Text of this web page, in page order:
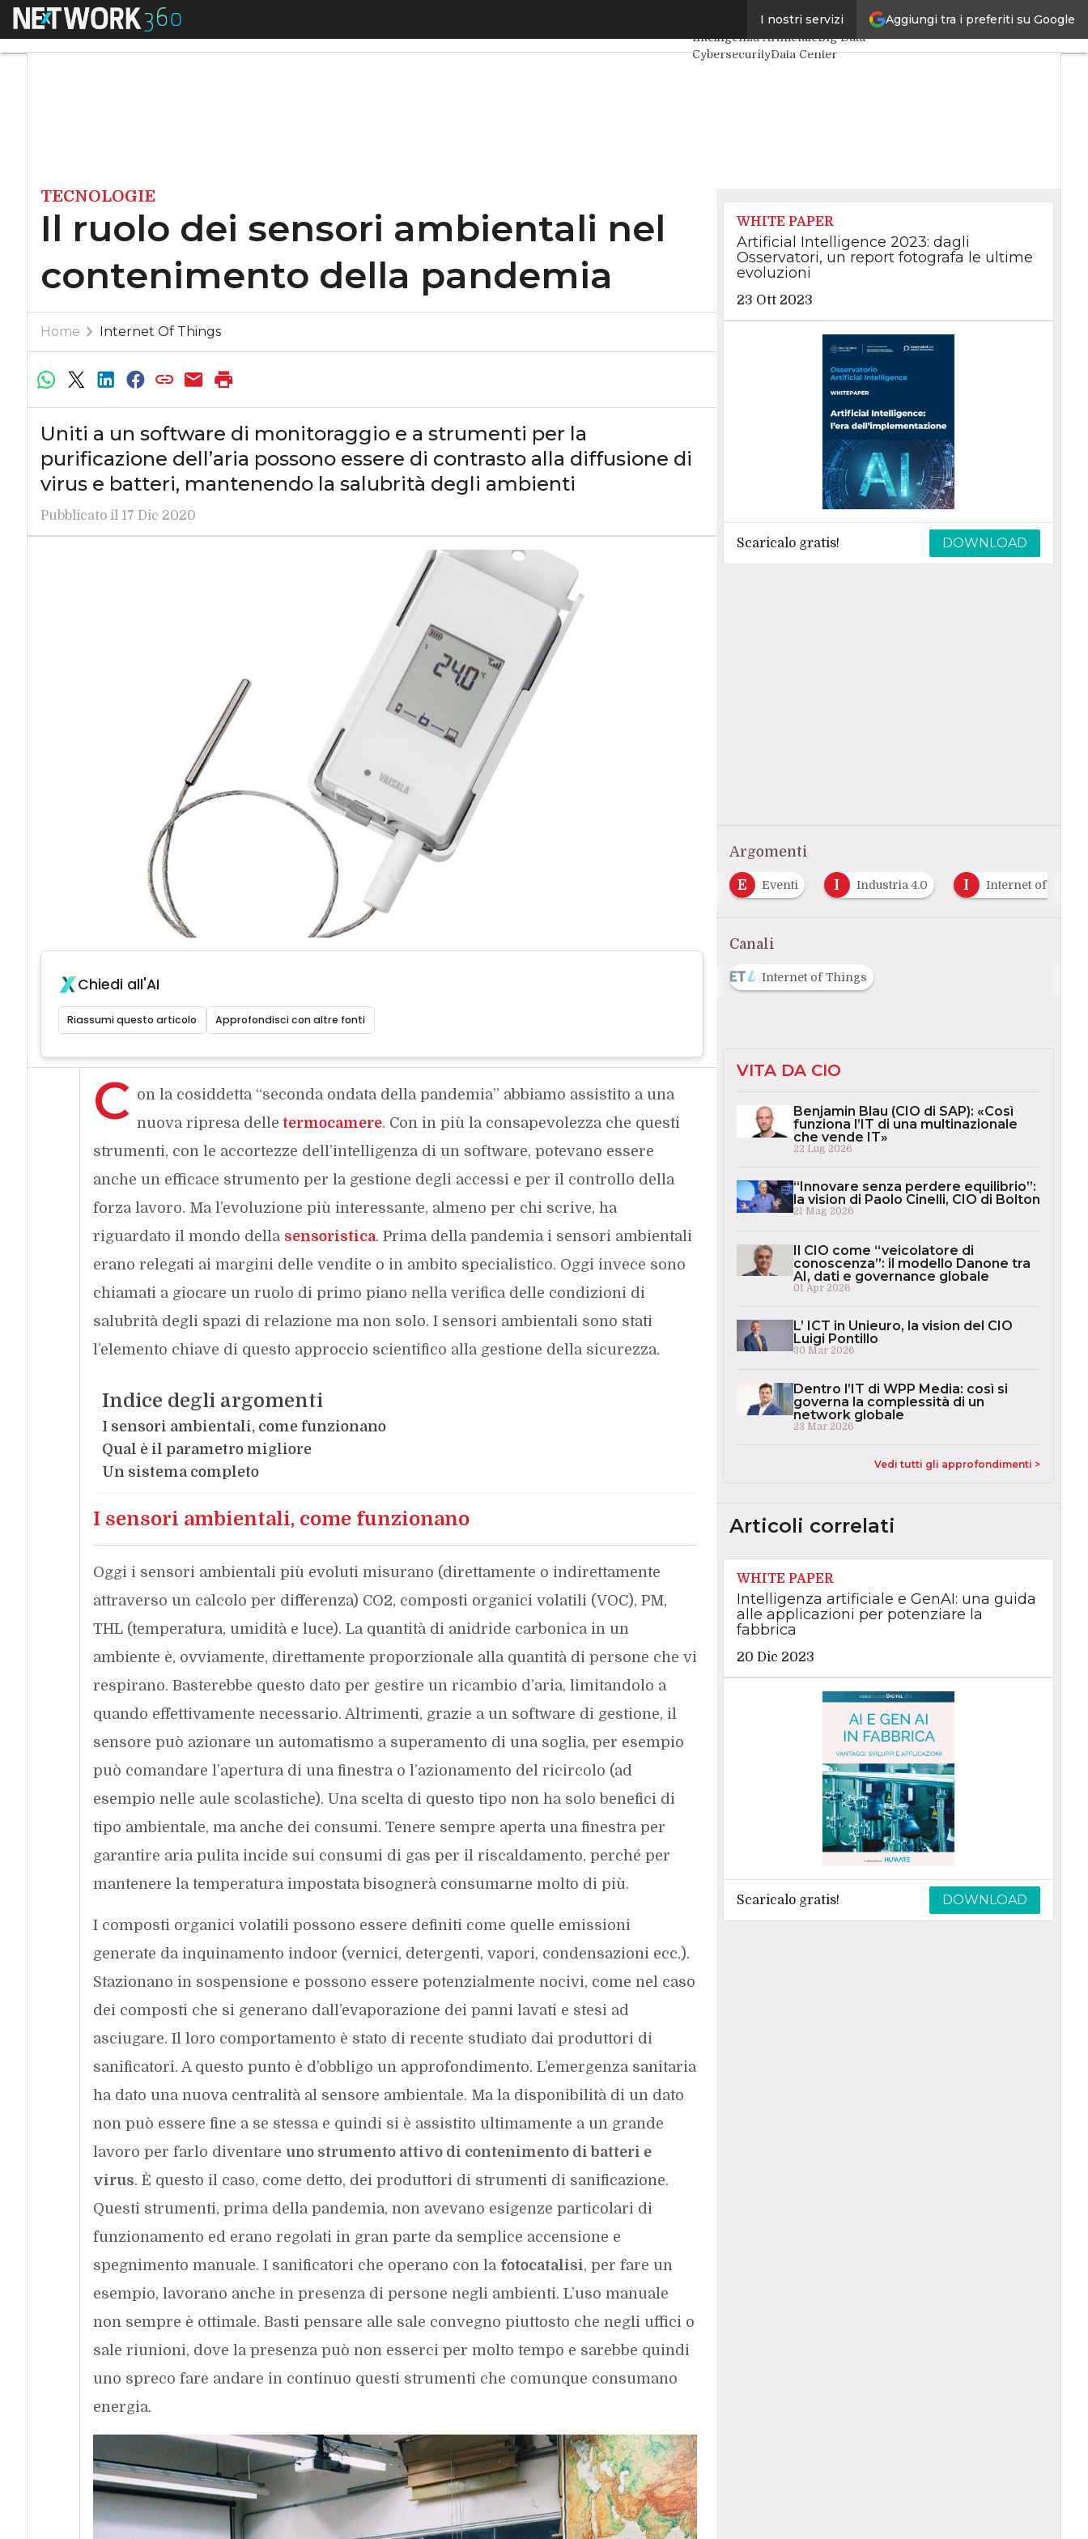
Aggiungi tra i preferiti su Google
I nostri servizi
Menu
Ultimi articoli
Intelligenza ArtificialeBig Data
CybersecurityData Center
TECNOLOGIE
Il ruolo dei sensori ambientali nel
contenimento della pandemia
Home Internet Of Things
Uniti a un software di monitoraggio e a strumenti per la
purificazione dell’aria possono essere di contrasto alla diffusione di
virus e batteri, mantenendo la salubrità degli ambienti
Pubblicato il 17 Dic 2020
Chiedi all'AI
Riassumi questo articolo Approfondisci con altre fonti
C on la cosiddetta “seconda ondata della pandemia” abbiamo assistito a una
nuova ripresa delle termocamere. Con in più la consapevolezza che questi
strumenti, con le accortezze dell’intelligenza di un software, potevano essere
anche un efficace strumento per la gestione degli accessi e per il controllo della
forza lavoro. Ma l’evoluzione più interessante, almeno per chi scrive, ha
riguardato il mondo della sensoristica. Prima della pandemia i sensori ambientali
erano relegati ai margini delle vendite o in ambito specialistico. Oggi invece sono
chiamati a giocare un ruolo di primo piano nella verifica delle condizioni di
salubrità degli spazi di relazione ma non solo. I sensori ambientali sono stati
l’elemento chiave di questo approccio scientifico alla gestione della sicurezza.
Indice degli argomenti
I sensori ambientali, come funzionano
Qual è il parametro migliore
Un sistema completo
I sensori ambientali, come funzionano
Oggi i sensori ambientali più evoluti misurano (direttamente o indirettamente
attraverso un calcolo per differenza) CO2, composti organici volatili (VOC), PM,
THL (temperatura, umidità e luce). La quantità di anidride carbonica in un
ambiente è, ovviamente, direttamente proporzionale alla quantità di persone che vi
respirano. Basterebbe questo dato per gestire un ricambio d’aria, limitandolo a
quando effettivamente necessario. Altrimenti, grazie a un software di gestione, il
sensore può azionare un automatismo a superamento di una soglia, per esempio
può comandare l’apertura di una finestra o l’azionamento del ricircolo (ad
esempio nelle aule scolastiche). Una scelta di questo tipo non ha solo benefici di
tipo ambientale, ma anche dei consumi. Tenere sempre aperta una finestra per
garantire aria pulita incide sui consumi di gas per il riscaldamento, perché per
mantenere la temperatura impostata bisognerà consumarne molto di più.
I composti organici volatili possono essere definiti come quelle emissioni
generate da inquinamento indoor (vernici, detergenti, vapori, condensazioni ecc.).
Stazionano in sospensione e possono essere potenzialmente nocivi, come nel caso
dei composti che si generano dall’evaporazione dei panni lavati e stesi ad
asciugare. Il loro comportamento è stato di recente studiato dai produttori di
sanificatori. A questo punto è d’obbligo un approfondimento. L’emergenza sanitaria
ha dato una nuova centralità al sensore ambientale. Ma la disponibilità di un dato
non può essere fine a se stessa e quindi si è assistito ultimamente a un grande
lavoro per farlo diventare uno strumento attivo di contenimento di batteri e
virus. È questo il caso, come detto, dei produttori di strumenti di sanificazione.
Questi strumenti, prima della pandemia, non avevano esigenze particolari di
funzionamento ed erano regolati in gran parte da semplice accensione e
spegnimento manuale. I sanificatori che operano con la fotocatalisi, per fare un
esempio, lavorano anche in presenza di persone negli ambienti. L’uso manuale
non sempre è ottimale. Basti pensare alle sale convegno piuttosto che negli uffici o
sale riunioni, dove la presenza può non esserci per molto tempo e sarebbe quindi
uno spreco fare andare in continuo questi strumenti che comunque consumano
energia.
WHITE PAPER
Artificial Intelligence 2023: dagli
Osservatori, un report fotografa le ultime
evoluzioni
23 Ott 2023
Scaricalo gratis! DOWNLOAD
Argomenti
E Eventi I Industria 4.0 I Internet of
Canali
Internet of Things
VITA DA CIO
Benjamin Blau (CIO di SAP): «Così
funziona l’IT di una multinazionale
che vende IT»
22 Lug 2026
“Innovare senza perdere equilibrio”:
la vision di Paolo Cinelli, CIO di Bolton
21 Mag 2026
Il CIO come “veicolatore di
conoscenza”: il modello Danone tra
AI, dati e governance globale
01 Apr 2026
L’ ICT in Unieuro, la vision del CIO
Luigi Pontillo
30 Mar 2026
Dentro l’IT di WPP Media: così si
governa la complessità di un
network globale
23 Mar 2026
Vedi tutti gli approfondimenti >
Articoli correlati
WHITE PAPER
Intelligenza artificiale e GenAI: una guida
alle applicazioni per potenziare la
fabbrica
20 Dic 2023
Scaricalo gratis! DOWNLOAD